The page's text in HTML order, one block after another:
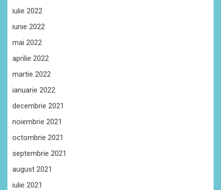
iulie 2022
iunie 2022
mai 2022
aprilie 2022
martie 2022
ianuarie 2022
decembrie 2021
noiembrie 2021
octombrie 2021
septembrie 2021
august 2021
iulie 2021